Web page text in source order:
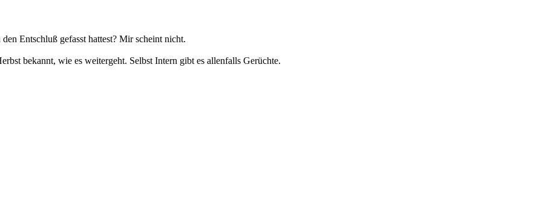
Entschluß gefasst hattest? Mir scheint nicht.
bekannt, wie es weitergeht. Selbst Intern gibt es allenfalls Gerüchte.